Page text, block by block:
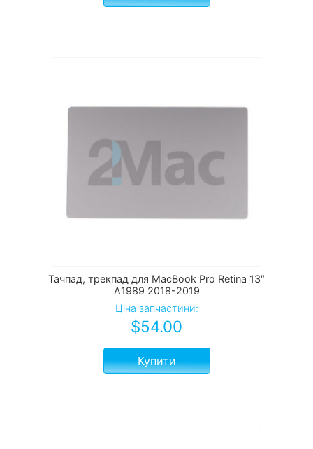
Тачпад, трекпад для MacBook Pro Retina 13″
A1989 2018-2019
Ціна запчастини:
$54.00
Купити